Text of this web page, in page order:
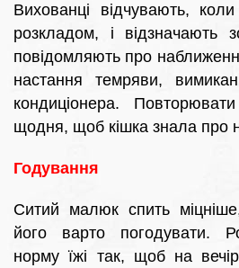
Вихованці відчувають,
розкладом, і відзначають
повідомляють про
настання темряви,
кондиціонера.
щодня, щоб кішка знала про
Годування
Ситий малюк спить
його варто погодувати.
норму їжі так, щоб на